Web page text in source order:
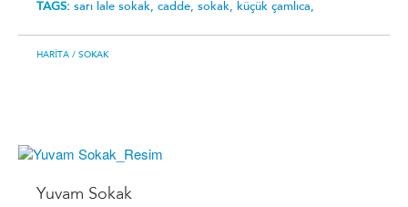
TAGS: sarı lale sokak, cadde, sokak, küçük çamlıca,
HARITA / SOKAK
Yuvam Sokak